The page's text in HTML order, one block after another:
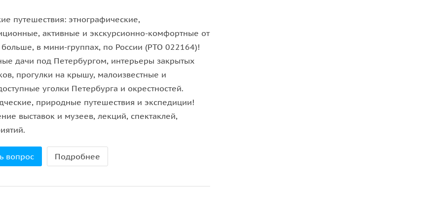
принесли на берега Оредежа элементы
в северных русских избах. Многие из них
Именно он организовал оборону дороги
войны 1812 года.
Чикино и Батово, а после обеда отправимся в
холму». Такие слова нашёл для её
владельца усадьбы. А поскольку усадьба
источнику и впечатляющей псевдокарстовой
путешествия: этнографические,
активные и экскурсионно-комфортные от
в мини-группах, по России (РТО 022164)!
дачи под Петербургом, интерьеры закрытых
прогулки на крышу, малоизвестные и
уголки Петербурга и окрестностей.
природные путешествия и экспедиции!
выставок и музеев, лекций, спектаклей,
вопрос Подробнее